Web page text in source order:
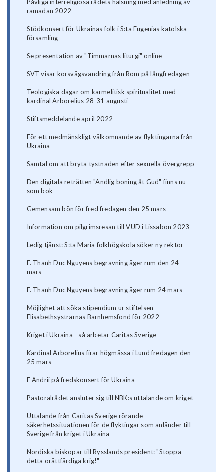
Påvliga interreligiösa rådets hälsning med anledning av
ramadan 2022
Stödkonsert för Ukrainas folk i S:ta Eugenias katolska
församling
Se presentation av "Timmarnas liturgi" online
SVT visar korsvägsvandring från Rom på långfredagen
Teologiska dagar om karmelitisk spiritualitet med
kardinal Arborelius 28-31 augusti
Stiftsmeddelande april 2022
För ett medmänskligt välkomnande av flyktingarna från
Ukraina
Samtal om att bryta tystnaden efter sexuella övergrepp
Den digitala reträtten "Andlig boning åt Gud" finns nu
som bok
Gemensam bön för fred fredagen den 25 mars
Information om pilgrimsresan till VUD i Lissabon 2023
Ledig tjänst: S:ta Maria folkhögskola söker ny rektor
F. Thanh Duc Nguyens begravning äger rum den 24
mars
F. Thanh Duc Nguyens begravning äger rum 24 mars
Möjlighet att söka stipendium ur stiftelsen
Elisabethsystrarnas Barnhemsfond för 2022
Kriget i Ukraina - så arbetar Caritas Sverige
Kardinal Arborelius firar högmässa i Lund fredagen den
25 mars
F Andrii på fredskonsert för Ukraina
Pastoralrådet ansluter sig till NBK:s uttalande om kriget
Uttalande från Caritas Sverige rörande
säkerhetssituationen för de flyktingar som anländer till
Sverige från kriget i Ukraina
Nordiska biskopar till Rysslands president: "Stoppa
detta orättfärdiga krig!"